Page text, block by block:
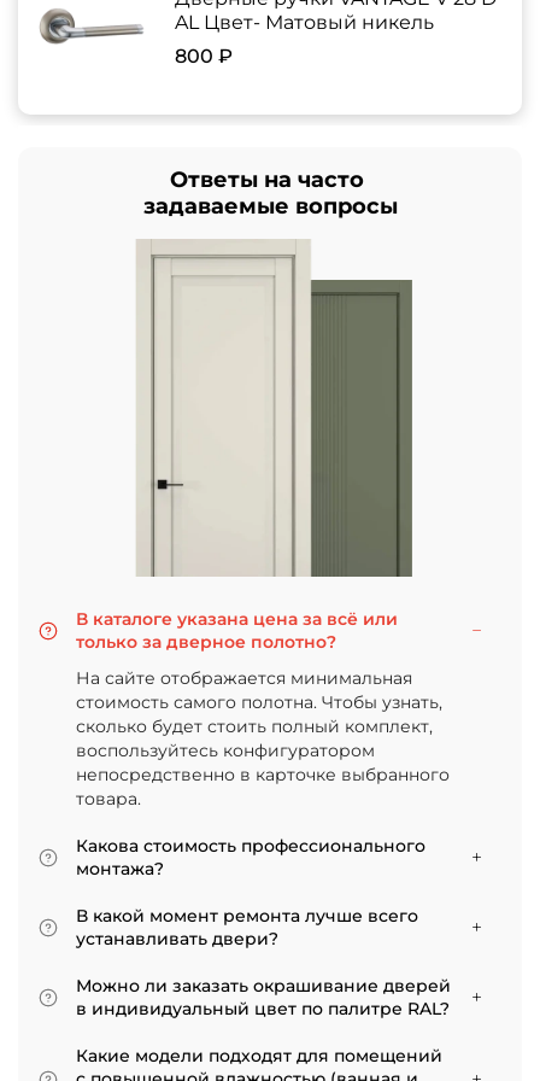
AL Цвет- Матовый никель
800 ₽
Ответы на часто
задаваемые вопросы
В каталоге указана цена за всё или
только за дверное полотно?
На сайте отображается минимальная
стоимость самого полотна. Чтобы узнать,
сколько будет стоить полный комплект,
воспользуйтесь конфигуратором
непосредственно в карточке выбранного
товара.
Какова стоимость профессионального
монтажа?
Итоговая сумма зависит от типа отделки
двери и габаритов проема. Минимальная
цена за установку стандартной двери с
покрытием «экошпон» начинается от 5000
рублей.
В какой момент ремонта лучше всего
устанавливать двери?
Мы советуем приступать к монтажу после
того, как уложено напольное покрытие. В
противном случае из-за изменения уровня
пола полотно может не подойти по высоте, и
его придется подрезать. Оптимально ставить
Можно ли заказать окрашивание дверей
в индивидуальный цвет по палитре RAL?
ассортименте представлены эмалированные
Какие модели подходят для помещений